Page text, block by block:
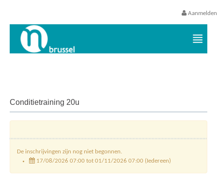
Aanmelden
Conditietraining 20u
De inschrijvingen zijn nog niet begonnen.
17/08/2026 07:00 tot 01/11/2026 07:00 (Iedereen)